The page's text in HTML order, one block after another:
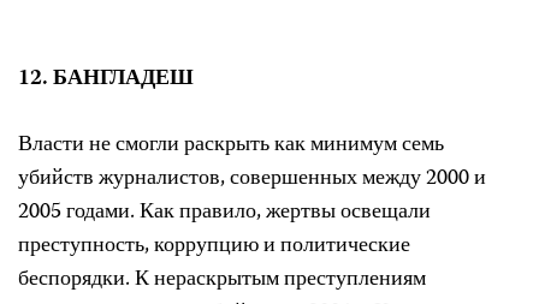
12. БАНГЛАДЕШ
Власти не смогли раскрыть как минимум семь
убийств журналистов, совершенных между 2000 и
2005 годами. Как правило, жертвы освещали
преступность, коррупцию и политические
беспорядки. К нераскрытым преступлениям